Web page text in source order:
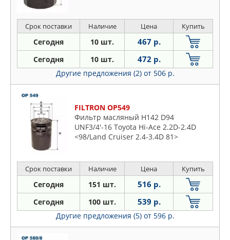
Срок поставки Наличие Цена Купить
Сегодня 10 шт. 467 р.
Сегодня 10 шт. 472 р.
Другие предложения (2) от 506 р.
FILTRON OP549
Фильтр масляный H142 D94
UNF3/4'-16 Toyota Hi-Ace 2.2D-2.4D
<98/Land Cruiser 2.4-3.4D 81>
Срок поставки Наличие Цена Купить
Сегодня 151 шт. 516 р.
Сегодня 100 шт. 539 р.
Другие предложения (5) от 596 р.